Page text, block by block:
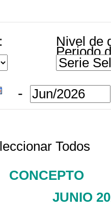
Nivel de
Periodo
-
Todos
CONCEPTO
JUNIO